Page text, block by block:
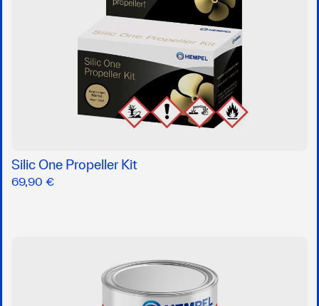
Silic One Propeller Kit
69,90 €